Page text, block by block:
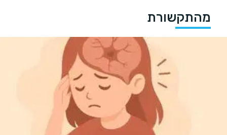
מהתקשורת